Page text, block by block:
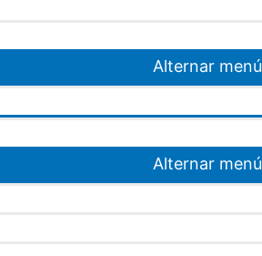
Alternar menú
Alternar menú